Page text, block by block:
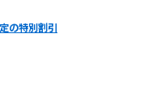
の特別割引